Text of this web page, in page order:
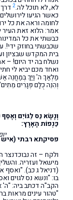
לא, לא תוכל לה.2
כאשר הגיעו
לחומה וראה את כל
אמר: הלוא זאת העיר
כבשתי את כל
שכבשתי בחוזק ידי!.
בית המקדש שבציון
נשלח בה יד היום! –
ואחד מכם יביא לי
מַלְאַךְ ה' וַיַּךְ בְּמַחֲנֵה
וְהִנֵּה כֻלָּם פְּגָרִים
וְנָשָׂא נֵס לַגּוֹיִם
כַּנְפוֹת הָאָרֶץ:
פסיקתא רבתי
ולקח – זה נבוכדנצר
מישאל ועזריה.
(דניאל ג כב).
בו: "ונשא נס לגוים
הקב"ה דכתב ביה:
"טהור עינים מראות